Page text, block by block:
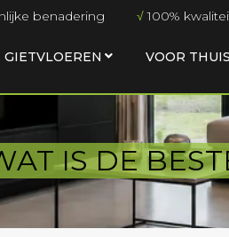
benadering √100%
GIETVLOEREN VOOR THUIS
IS DE